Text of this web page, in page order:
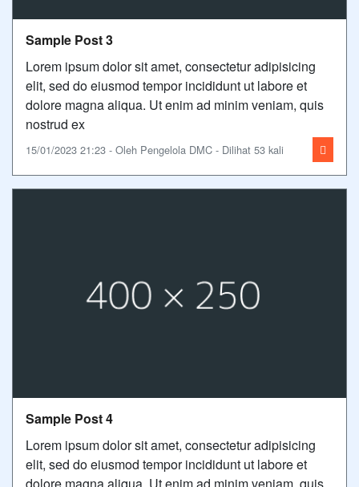
Sample Post 3
Lorem ipsum dolor sit amet, consectetur adipisicing
elit, sed do eiusmod tempor incididunt ut labore et
dolore magna aliqua. Ut enim ad minim veniam, quis
nostrud ex
15/01/2023 21:23 - Oleh Pengelola DMC - Dilihat 53 kali
Sample Post 4
Lorem ipsum dolor sit amet, consectetur adipisicing
elit, sed do eiusmod tempor incididunt ut labore et